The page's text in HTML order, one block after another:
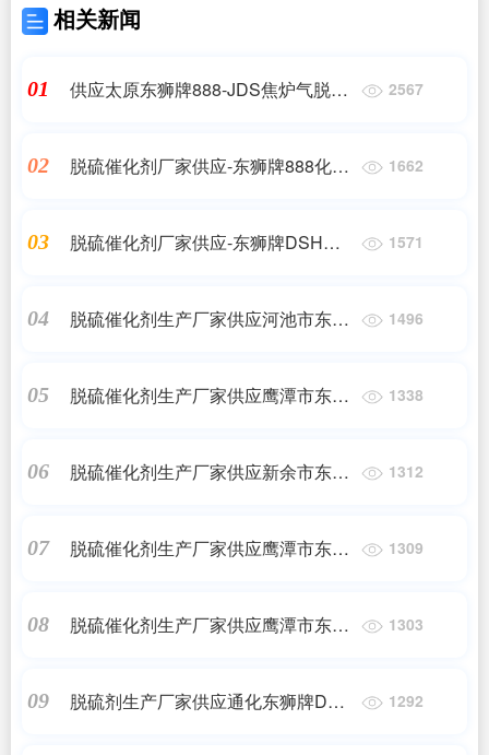
相关新闻
01
供应太原东狮牌888-JDS焦炉气脱硫
2567
02
脱硫催化剂厂家供应-东狮牌888化肥
1662
03
脱硫催化剂厂家供应-东狮牌DSH高
1571
04
脱硫催化剂生产厂家供应河池市东狮
1496
05
脱硫催化剂生产厂家供应鹰潭市东狮
1338
06
脱硫催化剂生产厂家供应新余市东狮
1312
07
脱硫催化剂生产厂家供应鹰潭市东狮
1309
08
脱硫催化剂生产厂家供应鹰潭市东狮
1303
09
脱硫剂生产厂家供应通化东狮牌DSH
1292